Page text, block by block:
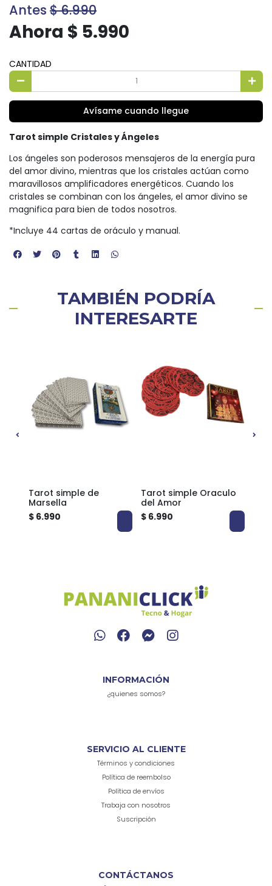
Antes $ 6.990
Ahora $ 5.990
CANTIDAD
Avísame cuando llegue
Tarot simple Cristales y Ángeles
Los ángeles son poderosos mensajeros de la energía pura
del amor divino, mientras que los cristales actúan como
maravillosos amplificadores energéticos. Cuando los
cristales se combinan con los ángeles, el amor divino se
magnifica para bien de todos nosotros.
*Incluye 44 cartas de oráculo y manual.
TAMBIÉN PODRÍA
INTERESARTE
Tarot simple de
Marsella
$ 6.990
Tarot simple Oraculo
del Amor
$ 6.990
INFORMACIÓN
¿quienes somos?
SERVICIO AL CLIENTE
Términos y condiciones
Política de reembolso
Política de envíos
Trabaja con nosotros
Suscripción
CONTÁCTANOS